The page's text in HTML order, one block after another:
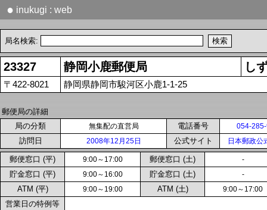
● inukugi : web
局名検索:
23327 静岡小鹿郵便局 し
〒422-8021 静岡県静岡市駿河区小鹿1-1-25
郵便局の詳細
局の分類
無集配の直営局 電話番号 054-
訪問日 2008年12月25日 公式サイト 日本郵政公
郵便窓口 (平) 9:00～17:00 郵便窓口 (土) -
貯金窓口 (平) 9:00～16:00 貯金窓口 (土) -
ATM (平) 9:00～19:00 ATM (土) 9:00～17:00
営業日の特例等